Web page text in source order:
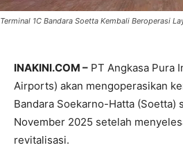
Terminal 1C Bandara Soetta Kembali Beroperasi
INAKINI.COM – PT Angkasa Pura
Airports) akan mengoperasikan
Bandara Soekarno-Hatta (Soetta)
November 2025 setelah
revitalisasi.